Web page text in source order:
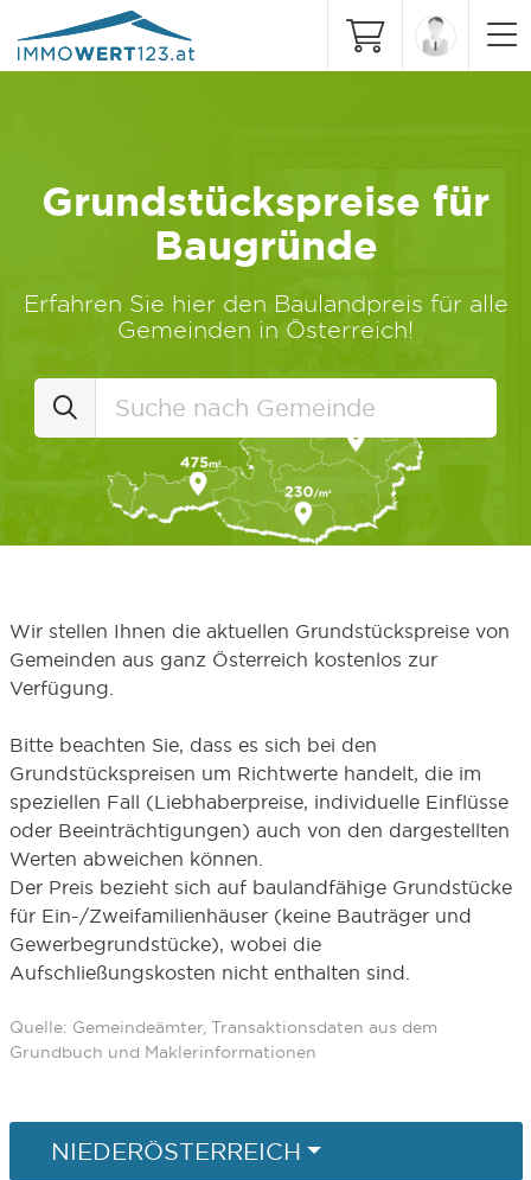
Grundstückspreise für
Baugründe
Erfahren Sie hier den Baulandpreis für alle
Gemeinden in Österreich!
Wir stellen Ihnen die aktuellen Grundstückspreise von
Gemeinden aus ganz Österreich kostenlos zur
Verfügung.
Bitte beachten Sie, dass es sich bei den
Grundstückspreisen um Richtwerte handelt, die im
speziellen Fall (Liebhaberpreise, individuelle Einflüsse
oder Beeinträchtigungen) auch von den dargestellten
Werten abweichen können.
Der Preis bezieht sich auf baulandfähige Grundstücke
für Ein-/Zweifamilienhäuser (keine Bauträger und
Gewerbegrundstücke), wobei die
Aufschließungskosten nicht enthalten sind.
Quelle: Gemeindeämter, Transaktionsdaten aus dem
Grundbuch und Maklerinformationen
NIEDERÖSTERREICH